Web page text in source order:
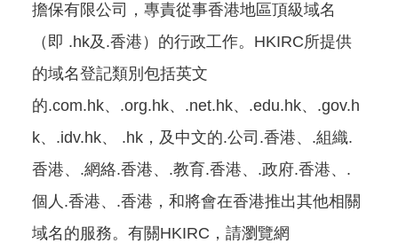
擔保有限公司，專責從事香港地區頂級域名
（即 .hk及.香港）的行政工作。HKIRC所提供
的域名登記類別包括英文
的.com.hk、.org.hk、.net.hk、.edu.hk、.gov.h
k、.idv.hk、 .hk，及中文的.公司.香港、.組織.
香港、.網絡.香港、.教育.香港、.政府.香港、.
個人.香港、.香港，和將會在香港推出其他相關
域名的服務。有關HKIRC，請瀏覽網